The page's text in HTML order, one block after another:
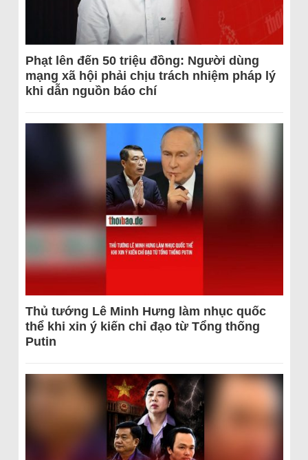
Phạt lên đến 50 triệu đồng: Người dùng
mạng xã hội phải chịu trách nhiệm pháp lý
khi dẫn nguồn báo chí
Thủ tướng Lê Minh Hưng làm nhục quốc
thể khi xin ý kiến chỉ đạo từ Tổng thống
Putin